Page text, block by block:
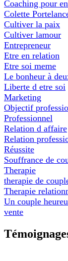
Coaching pour
Colette
Cultiver la paix
Cultiver lamour
Entrepreneur
Etre en relation
Etre soi meme
Le bonheur à
Liberte d etre soi
Marketing
Objectif
Professionnel
Relation d affaire
Relation
Réussite
Souffrance de
Therapie
therapie de
Therapie
Un couple
vente